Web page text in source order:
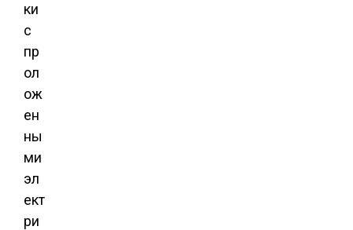
ки
с
пр
ол
ож
ен
ны
ми
эл
ект
ри